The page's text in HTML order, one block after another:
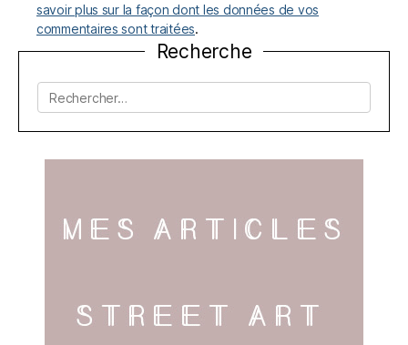
savoir plus sur la façon dont les données de vos
commentaires sont traitées.
Recherche
Rechercher :